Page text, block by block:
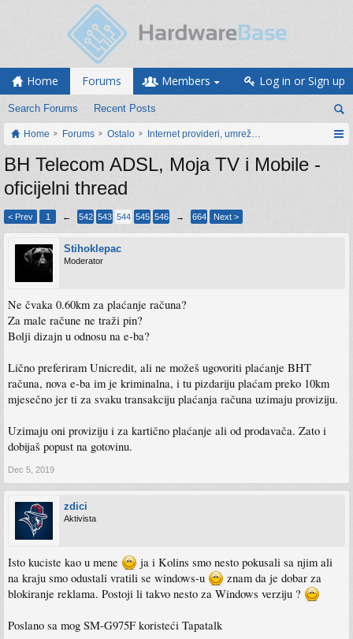
Home Forums
Search Forums Recent Posts
Members Log in or Sign up
Home Forums Ostalo Internet provideri, umrežavanje i web servisi
BH Telecom ADSL, Moja TV i Mobile -
oficijelni thread
< Prev 1 ← 542 543 544 545 546 → 664 Next >
Stihoklepac
Moderator
Ne čvaka 0.60km za plaćanje računa?
Za male račune ne traži pin?
Bolji dizajn u odnosu na e-ba?
Lično preferiram Unicredit, ali ne možeš ugovoriti plaćanje BHT
računa, nova e-ba im je kriminalna, i tu pizdariju plaćam preko 10km
mjesečno jer ti za svaku transakciju plaćanja računa uzimaju proviziju.
Uzimaju oni proviziju i za kartično plaćanje ali od prodavača. Zato i
dobijaš popust na gotovinu.
Dec 5, 2019
zdici
Aktivista
Isto kuciste kao u mene
ja i Kolins smo nesto pokusali sa njim ali
na kraju smo odustali vratili se windows-u
znam da je dobar za
blokiranje reklama. Postoji li takvo nesto za Windows verziju ?
Poslano sa mog SM-G975F koristeći Tapatalk